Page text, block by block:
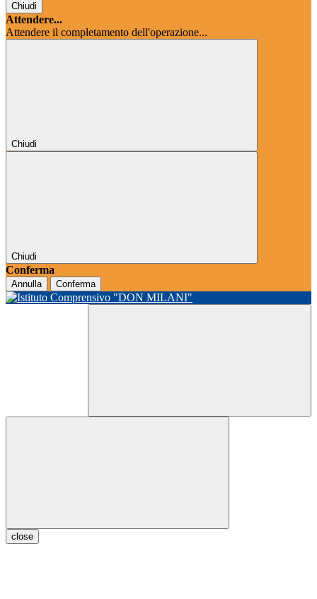
Chiudi
Attendere...
Attendere il completamento dell'operazione...
Chiudi
Chiudi
Conferma
Annulla Conferma
close